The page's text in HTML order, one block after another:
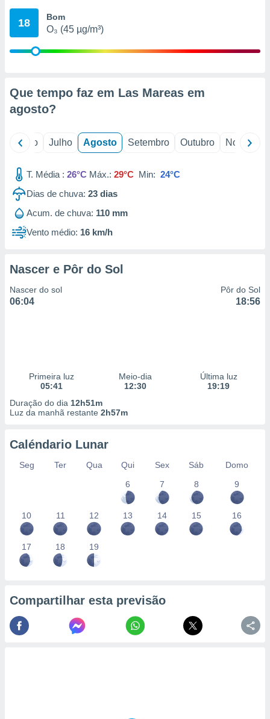
através
1199
18 Bom
O₃ (45 µg/m³)
Que tempo faz em Las Mareas em
agosto?
Junho Julho Agosto Setembro Outubro Novembro
T. Média : 26°C Máx.: 29°C Min: 24°C
Dias de chuva: 23 dias
Acum. de chuva: 110 mm
Vento médio: 16 km/h
Nascer e Pôr do Sol
Nascer do sol
06:04
Pôr do Sol
18:56
Primeira luz
05:41
Meio-dia
12:30
Última luz
19:19
Duração do dia 12h51m
Luz da manhã restante 2h57m
Caléndario Lunar
Seg Ter Qua Qui Sex Sáb
Domo
6
7 8 9
10 11 12 13 14 15 16
17 18 19
Compartilhar esta previsão